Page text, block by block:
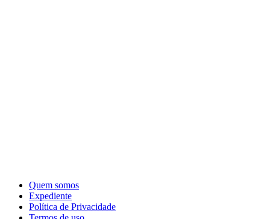
Quem somos
Expediente
Política de Privacidade